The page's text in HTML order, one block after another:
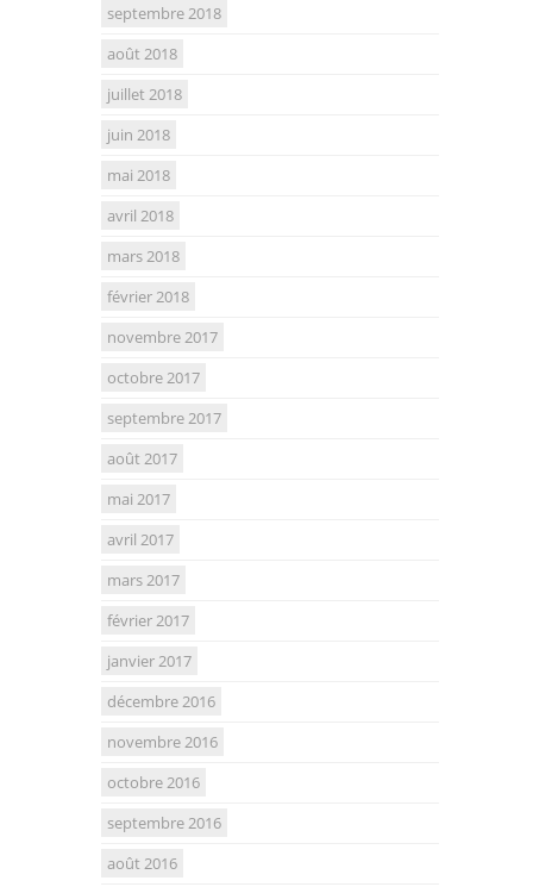
septembre 2018
août 2018
juillet 2018
juin 2018
mai 2018
avril 2018
mars 2018
février 2018
novembre 2017
octobre 2017
septembre 2017
août 2017
mai 2017
avril 2017
mars 2017
février 2017
janvier 2017
décembre 2016
novembre 2016
octobre 2016
septembre 2016
août 2016